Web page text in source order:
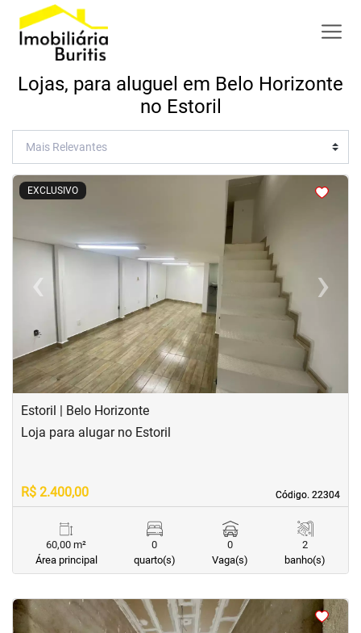
Lojas, para aluguel em Belo Horizonte
no Estoril
EXCLUSIVO
< <<<
‹Previous ›Next
Estoril | Belo Horizonte
Código. 22304
Código. 22304
Loja para alugar no Estoril
R$ 2.400,00
60,00 m²
Área principal
0
quarto(s)
0
Vaga(s)
2
banho(s)
<<